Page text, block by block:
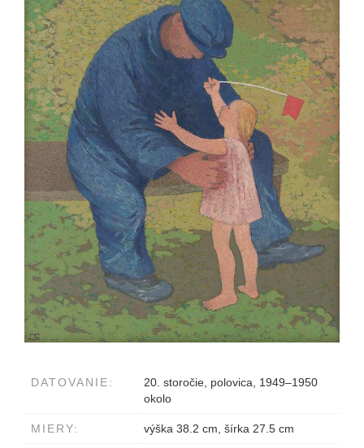
DATOVANIE:
20. storočie, polovica, 1949–1950
okolo
MIERY: výška 38.2 cm, šírka 27.5 cm